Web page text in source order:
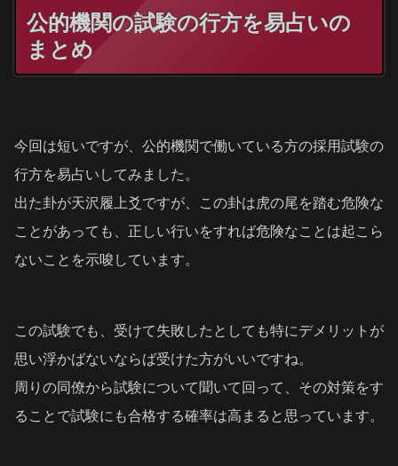
公的機関の試験の行方を易占いの
まとめ
今回は短いですが、公的機関で働いている方の採用試験の
行方を易占いしてみました。
出た卦が天沢履上爻ですが、この卦は虎の尾を踏む危険な
ことがあっても、正しい行いをすれば危険なことは起こら
ないことを示唆しています。
この試験でも、受けて失敗したとしても特にデメリットが
思い浮かばないならば受けた方がいいですね。
周りの同僚から試験について聞いて回って、その対策をす
ることで試験にも合格する確率は高まると思っています。